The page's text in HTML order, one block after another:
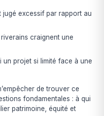
jugé excessif par rapport au
riverains craignent une
un projet si limité face à une
de trouver ce
fondamentales : à qui
patrimoine, équité et